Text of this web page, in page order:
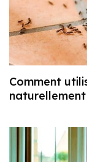
Comment